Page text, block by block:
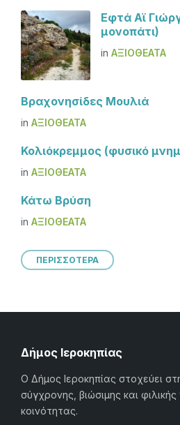
Εφτά Αϊ
μονοπάτι)
in ΑΞΙΟΘΈΑΤΑ
Βραχονησίδες Μουλιά
in ΑΞΙΟΘΈΑΤΑ
Κολιόκρεμμος (φυσικό
in ΑΞΙΟΘΈΑΤΑ
Κάτω Βρύση
in ΑΞΙΟΘΈΑΤΑ
ΠΕΡΙΣΣΟΤΕΡΑ
Δήμος Ιεροκηπίας
Ο Δήμος Ιεροκηπίας στοχεύει
σύγχρονης, βιώσιμης και
κοινότητας.